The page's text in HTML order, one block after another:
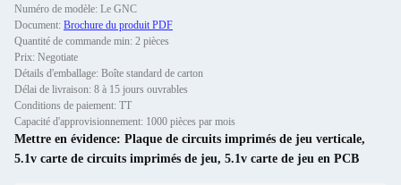
Numéro de modèle: Le GNC
Document: Brochure du produit PDF
Quantité de commande min: 2 pièces
Prix: Negotiate
Détails d'emballage: Boîte standard de carton
Délai de livraison: 8 à 15 jours ouvrables
Conditions de paiement: TT
Capacité d'approvisionnement: 1000 pièces par mois
Mettre en évidence: Plaque de circuits imprimés de jeu verticale,
5.1v carte de circuits imprimés de jeu, 5.1v carte de jeu en PCB